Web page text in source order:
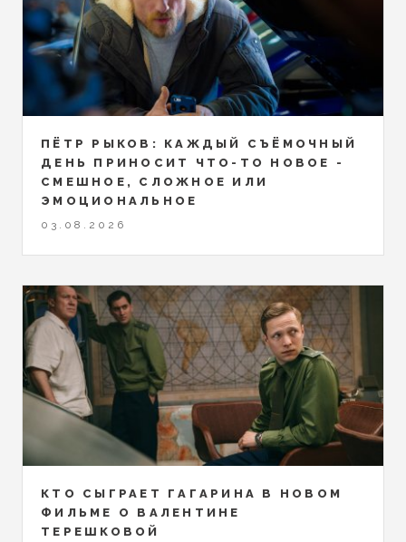
ПЁТР РЫКОВ: КАЖДЫЙ СЪЁМОЧНЫЙ
ДЕНЬ ПРИНОСИТ ЧТО-ТО НОВОЕ -
СМЕШНОЕ, СЛОЖНОЕ ИЛИ
ЭМОЦИОНАЛЬНОЕ
03.08.2026
КТО СЫГРАЕТ ГАГАРИНА В НОВОМ
ФИЛЬМЕ О ВАЛЕНТИНЕ
ТЕРЕШКОВОЙ